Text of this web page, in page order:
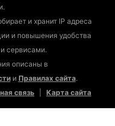
и хранит IP адреса
и повышения удобства
сервисами.
описаны в
и Правилах сайта.
связь Карта сайта